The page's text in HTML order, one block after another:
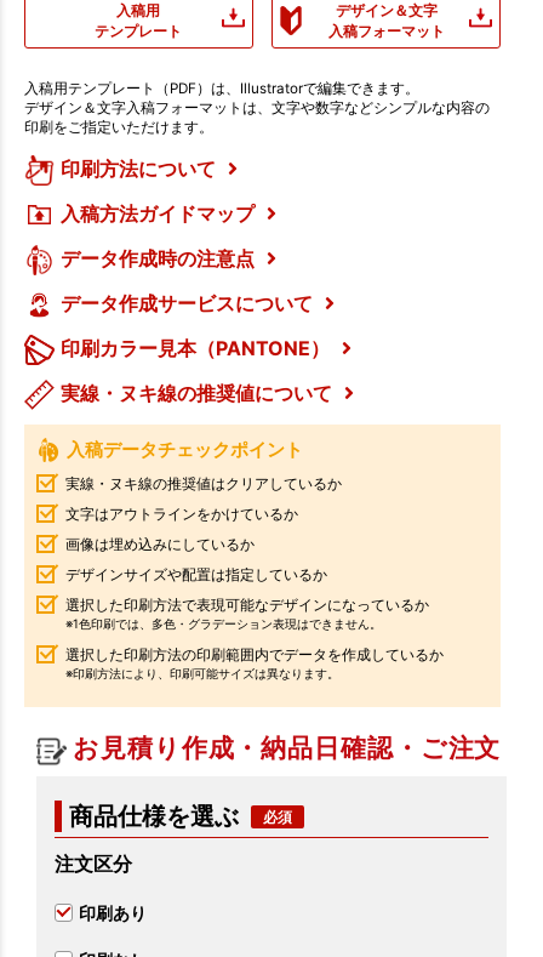
入稿用
テンプレート
デザイン＆文字
入稿フォーマット
入稿用テンプレート（PDF）は、Illustratorで編集できます。
デザイン＆文字入稿フォーマットは、文字や数字などシンプルな内容の
印刷をご指定いただけます。
印刷方法について
入稿方法ガイドマップ
データ作成時の注意点
データ作成サービスについて
印刷カラー見本（PANTONE）
実線・ヌキ線の推奨値について
入稿データチェックポイント
実線・ヌキ線の推奨値はクリアしているか
文字はアウトラインをかけているか
画像は埋め込みにしているか
デザインサイズや配置は指定しているか
選択した印刷方法で表現可能なデザインになっているか
※1色印刷では、多色・グラデーション表現はできません。
選択した印刷方法の印刷範囲内でデータを作成しているか
※印刷方法により、印刷可能サイズは異なります。
お見積り作成・納品日確認・ご注文
商品仕様を選ぶ
注文区分
印刷あり